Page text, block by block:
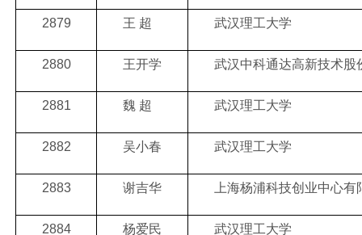
2879 王 超 武汉理工大学
2880 王开学 武汉中科通达高新技术股
2881 魏 超 武汉理工大学
2882 吴小春 武汉理工大学
2883 谢吉华 上海杨浦科技创业中心有
2884 杨爱民 武汉理工大学